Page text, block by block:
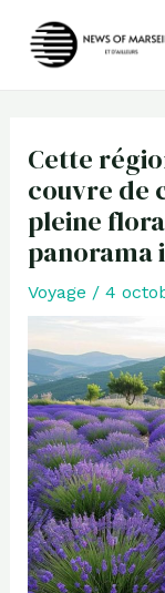
Cette
couvre de
pleine
panorama
Voyage / 4